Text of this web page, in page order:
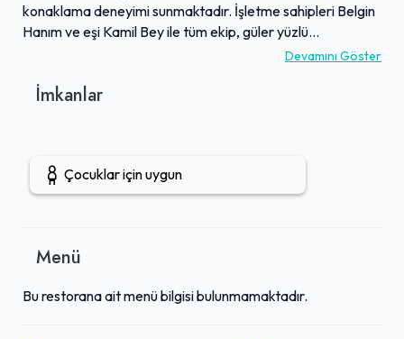
konaklama deneyimi sunmaktadır. İşletme sahipleri Belgin
Hanım ve eşi Kamil Bey ile tüm ekip, güler yüzlü
yaklaşımları ve misafirperverlikleriyle konukların kendilerini
detaylara kadar özenle ve keyifli bir şekilde tasarlanmış
kalitesi de övgü toplamaktadır. Bu mekan, sıcak ilgisi,
atmosferi ve lezzetli ikramlarıyla unutulmaz bir deneyim
Devamını Göster
İmkanlar
Çocuklar için uygun
Menü
Bu restorana ait menü bilgisi bulunmamaktadır.